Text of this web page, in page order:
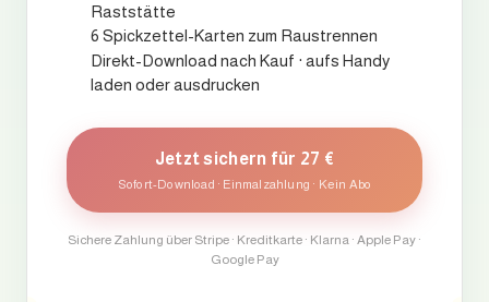
Raststätte
6 Spickzettel-Karten zum Raustrennen
Direkt-Download nach Kauf · aufs Handy
laden oder ausdrucken
Jetzt sichern für 27 €
Sofort-Download · Einmalzahlung · Kein Abo
Sichere Zahlung über Stripe · Kreditkarte · Klarna · Apple Pay ·
Google Pay